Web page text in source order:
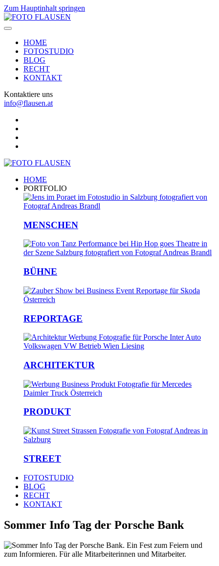
Zum Hauptinhalt springen
HOME
FOTOSTUDIO
BLOG
RECHT
KONTAKT
Kontaktiere uns
info@flausen.at
HOME
PORTFOLIO
MENSCHEN
BÜHNE
REPORTAGE
ARCHITEKTUR
PRODUKT
STREET
FOTOSTUDIO
BLOG
RECHT
KONTAKT
Sommer Info Tag der Porsche Bank